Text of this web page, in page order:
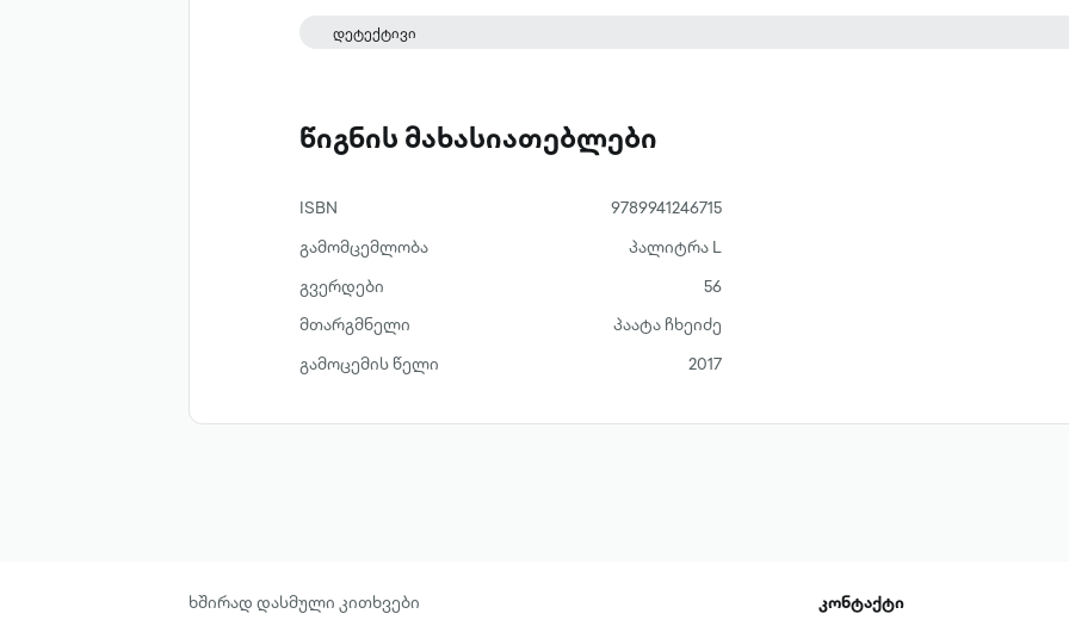
დეტექტივი
წიგნის მახასიათებლები
ISBN
9789941246715
გამომცემლობა
პალიტრა L
გვერდები
56
მთარგმნელი
პაატა ჩხეიძე
გამოცემის წელი
2017
ხშირად დასმული კითხვები კონტაქტი